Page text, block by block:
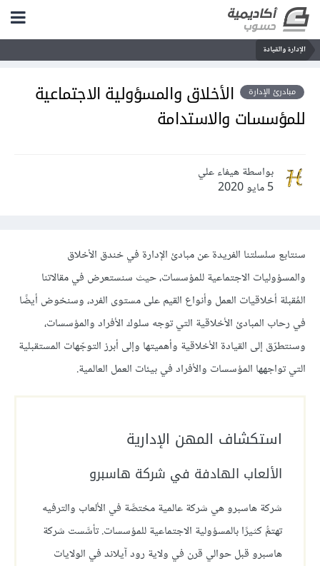
الإدارة والقيادة
مبادرئ الإدارة
الأخلاق والمسؤولية الاجتماعية
للمؤسسات والاستدامة
بواسطة هيفاء علي
5 مايو 2020
سنتابع سلسلتنا الفريدة عن مبادئ الإدارة في خندق الأخلاق
والمسؤوليات الاجتماعية للمؤسسات، حيث سنستعرض في مقالاتنا
المُقبلة أخلاقيات العمل وأنواع القيم على مستوى الفرد، وسنخوض أيضًا
في رحاب المبادئ الأخلاقية التي توجه سلوك الأفراد والمؤسسات،
وسنتطرّق إلى القيادة الأخلاقية وأهميتها وإلى أبرز التوجّهات المستقبلية
التي تواجهها المؤسسات والأفراد في بيئات العمل العالمية.
استكشاف المهن الإدارية
الألعاب الهادفة في شركة هاسبرو
شركة هاسبرو هي شركة عالمية مختصَّة في الألعاب والترفيه
تهتمُّ كثيرًا بالمسؤولية الاجتماعية للمؤسسات. تأسَّست شركة
هاسبرو قبل حوالي قرن في ولاية رود آيلاند في الولايات